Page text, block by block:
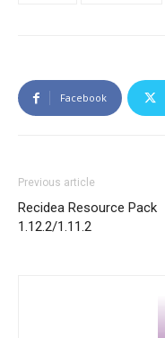
Facebook
Previous article
Recidea Resource Pack
1.12.2/1.11.2